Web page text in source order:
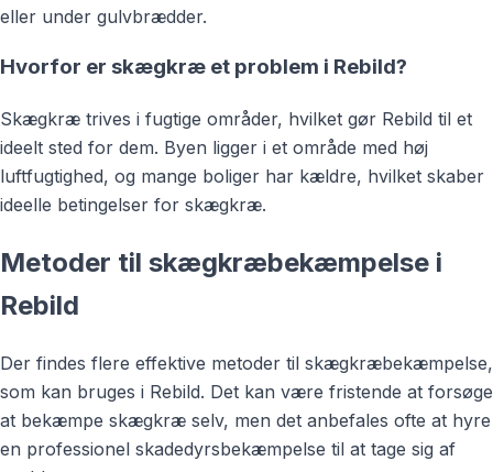
eller under gulvbrædder.
Hvorfor er skægkræ et problem i Rebild?
Skægkræ trives i fugtige områder, hvilket gør Rebild til et
ideelt sted for dem. Byen ligger i et område med høj
luftfugtighed, og mange boliger har kældre, hvilket skaber
ideelle betingelser for skægkræ.
Metoder til skægkræbekæmpelse i
Rebild
Der findes flere effektive metoder til skægkræbekæmpelse,
som kan bruges i Rebild. Det kan være fristende at forsøge
at bekæmpe skægkræ selv, men det anbefales ofte at hyre
en professionel skadedyrsbekæmpelse til at tage sig af